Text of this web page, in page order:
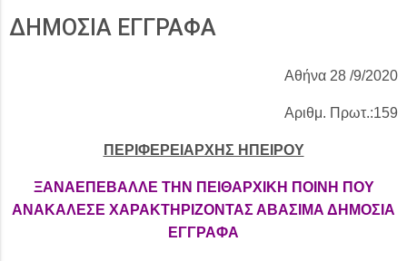
ΔΗΜΟΣΙΑ ΕΓΓΡΑΦΑ
Αθήνα 28 /9/2020
Αριθμ. Πρωτ.:159
ΠΕΡΙΦΕΡΕΙΑΡΧΗΣ ΗΠΕΙΡΟΥ
ΞΑΝΑΕΠΕΒΑΛΛΕ ΤΗΝ ΠΕΙΘΑΡΧΙΚΗ ΠΟΙΝΗ ΠΟΥ
ΑΝΑΚΑΛΕΣΕ ΧΑΡΑΚΤΗΡΙΖΟΝΤΑΣ ΑΒΑΣΙΜΑ ΔΗΜΟΣΙΑ
ΕΓΓΡΑΦΑ